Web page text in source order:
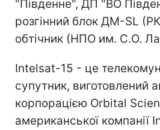
"Південне", ДП "ВО
розгінний блок ДМ-SL
обтічник (НПО им. С.О.
Intelsat-15 - це
супутник, виготовлений
корпорацією Orbіtal
американської компанії